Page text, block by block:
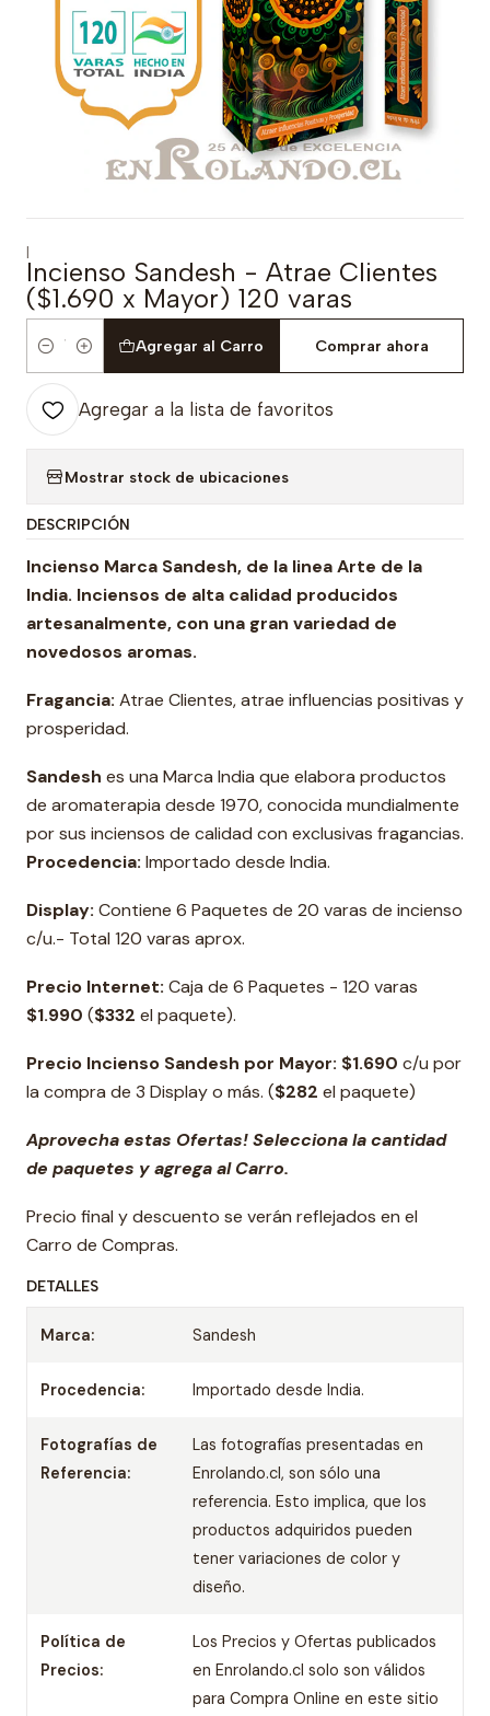
|
Incienso Sandesh - Atrae Clientes
($1.690 x Mayor) 120 varas
Cantidad
Agregar al Carro Comprar ahora
Agregar a la lista de favoritos
Mostrar stock de ubicaciones
DESCRIPCIÓN
Incienso Marca Sandesh, de la linea Arte de la
India. Inciensos de alta calidad producidos
artesanalmente, con una gran variedad de
novedosos aromas.
Fragancia: Atrae Clientes, atrae influencias positivas y
prosperidad.
Sandesh es una Marca India que elabora productos
de aromaterapia desde 1970, conocida mundialmente
por sus inciensos de calidad con exclusivas fragancias.
Procedencia: Importado desde India.
Display: Contiene 6 Paquetes de 20 varas de incienso
c/u.- Total 120 varas aprox.
Precio Internet: Caja de 6 Paquetes - 120 varas
$1.990 ($332 el paquete).
Precio Incienso Sandesh por Mayor: $1.690 c/u por
la compra de 3 Display o más. ($282 el paquete)
Aprovecha estas Ofertas! Selecciona la cantidad
de paquetes y agrega al Carro.
Precio final y descuento se verán reflejados en el
Carro de Compras.
DETALLES
Marca: Sandesh
Procedencia: Importado desde India.
Fotografías de
Referencia:
Las fotografías presentadas en
Enrolando.cl, son sólo una
referencia. Esto implica, que los
productos adquiridos pueden
tener variaciones de color y
diseño.
Política de
Precios:
Los Precios y Ofertas publicados
en Enrolando.cl solo son válidos
para Compra Online en este sitio